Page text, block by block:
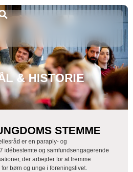
& HISTORIE
STEMME
er en paraply- og
idébestemte og samfundsengagerende
der arbejder for at fremme
børn og unge i foreningslivet.